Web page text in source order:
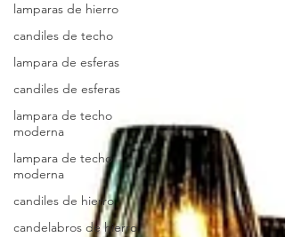
lamparas de hierro
candiles de techo
lampara de esferas
candiles de esferas
lampara de techo
moderna
lampara de techo
moderna
candiles de hierro
candelabros de hierro